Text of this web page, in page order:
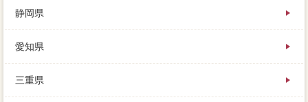
静岡県
愛知県
三重県